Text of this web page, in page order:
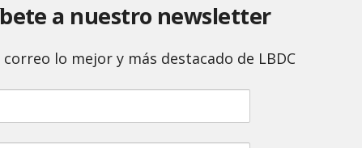
a nuestro newsletter
correo lo mejor y más destacado de LBDC